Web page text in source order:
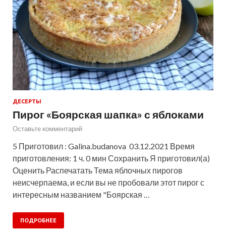
ДЕСЕРТЫ
Пирог «Боярская шапка» с яблоками
Оставьте комментарий
5 Приготовил : Galina.budanova 03.12.2021 Время
приготовления: 1 ч. 0 мин Сохранить Я приготовил(а)
Оценить Распечатать Тема яблочных пирогов
неисчерпаема, и если вы не пробовали этот пирог с
интересным названием "Боярская …
ПОДРОБНЕЕ